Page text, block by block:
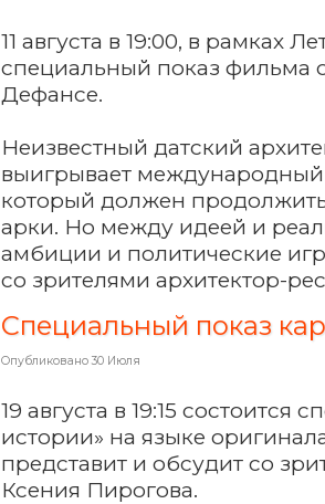
11 августа в 19:00, в рамках
специальный показ фильма
Дефансе.
Неизвестный датский
выигрывает международный
который должен
арки. Но между идеей и
амбиции и политические
со зрителями архитектор-
Специальный показ
Опубликовано 30 Июля
19 августа в 19:15
истории» на языке
представит и обсудит со
Ксения Пирогова.